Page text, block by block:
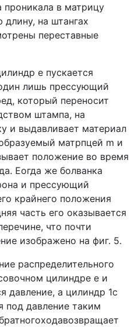
проникала в матрицу
на штангах
переставные
е пускается
лишь прессующий
который переносит
штампа, на
и выдавливает материал
матрпцей m и
положение во время
Еогда же болванка
и прессующий
крайнего положения
часть его оказывается
что почти
изображено на фиг. 5.
распределительного
цилиндре е и
давление, а цилиндр 1с
под давление таким